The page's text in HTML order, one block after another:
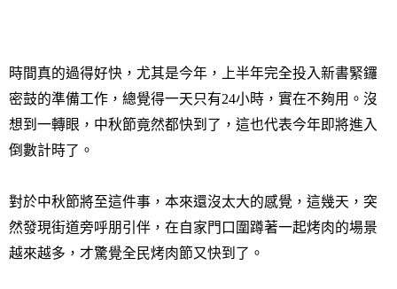
時間真的過得好快，尤其是今年，上半年完全投入新書緊鑼
密鼓的準備工作，總覺得一天只有24小時，實在不夠用。沒
想到一轉眼，中秋節竟然都快到了，這也代表今年即將進入
倒數計時了。
對於中秋節將至這件事，本來還沒太大的感覺，這幾天，突
然發現街道旁呼朋引伴，在自家門口圍蹲著一起烤肉的場景
越來越多，才驚覺全民烤肉節又快到了。